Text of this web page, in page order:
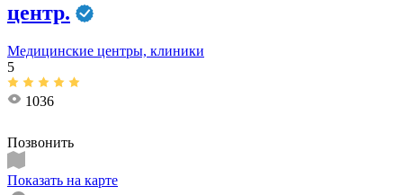
центр.
Медицинские центры, клиники
5
1036
Позвонить
Показать на карте